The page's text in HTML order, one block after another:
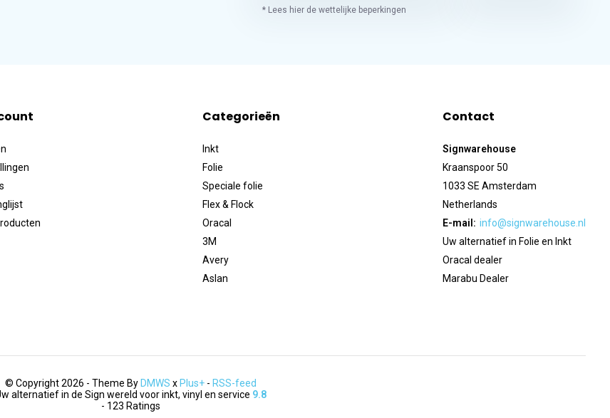
* Lees hier de wettelijke beperkingen
Categorieën
Inkt
Folie
Speciale folie
Flex & Flock
Oracal
3M
Avery
Aslan
Contact
Signwarehouse
Kraanspoor 50
1033 SE Amsterdam
Netherlands
E-mail: info@signwarehouse.nl
Uw alternatief in Folie en Inkt
Oracal dealer
Marabu Dealer
© Copyright 2026 - Theme By DMWS x Plus+ - RSS-feed
alternatief in de Sign wereld voor inkt, vinyl en service 9.8
- 123 Ratings